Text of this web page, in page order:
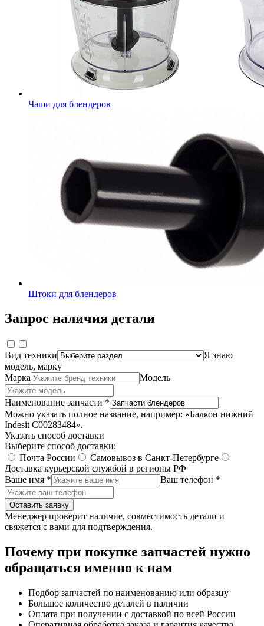
Чаши для блендеров
Штоки для блендеров
Запрос наличия детали
Вид техники
Я знаю
модель, марку
Марка
Модель
Наименование запчасти *
Можно указать полное название, например: «Балкон нижний
Indesit C00283484».
Указать способ доставки
Выберите способ доставки:
Почта России
Самовывоз в Санкт-Петербурге
Доставка курьерской службой в регионы РФ
Ваше имя *
Ваш телефон *
Оставить заявку
Менеджер проверит наличие, совместимость детали и
свяжется с вами для подтверждения.
Почему при покупке запчастей нужно
обращаться именно к нам
Подбор запчастей по наименованию или образцу
Большое количество деталей в наличии
Оплата при получении с доставкой по всей России